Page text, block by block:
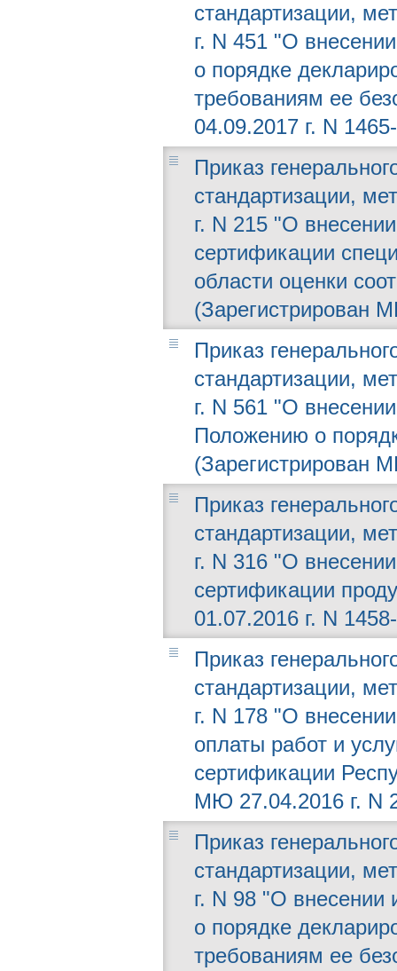
стандартизации,
г. N 451 "О
о порядке
требованиям ее
04.09.2017 г. N
Приказ
стандартизации,
г. N 215 "О
сертификации
области оценки
(Зарегистрирован
Приказ
стандартизации,
г. N 561 "О
Положению о
(Зарегистрирован
Приказ
стандартизации,
г. N 316 "О
сертификации
01.07.2016 г. N
Приказ
стандартизации,
г. N 178 "О
оплаты работ и
сертификации
МЮ 27.04.2016 г. N
Приказ
стандартизации,
г. N 98 "О внесении
о порядке
требованиям ее